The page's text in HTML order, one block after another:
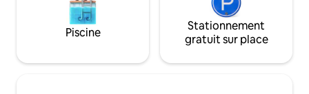
Piscine
Stationnement
gratuit sur place